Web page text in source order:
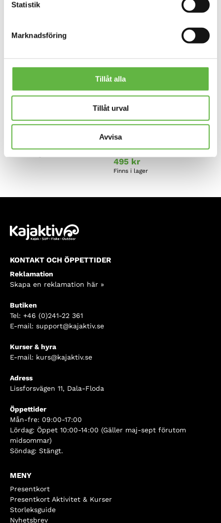
Statistik
Marknadsföring
Tillåt alla
Tillåt urval
Avvisa
Finns i lager
Kajak Sport,
185kr
Prijon, Neoprenlucka till
Enduro 380, Poseidon
och Excursion Evo –
Fram
495 kr
Finns i lager
KONTAKT OCH ÖPPETTIDER
Reklamation
Skapa en reklamation här »
Butiken
Tel: +46 (0)241-22 361
E-mail: support@kajaktiv.se
Kurser & hyra
E-mail: kurs@kajaktiv.se
Adress
Lissforsvägen 11, Dala-Floda
Öppettider
Mån-fre: 09:00-17:00
Lördag: Öppet 10:00-14:00 (Gäller maj-sept förutom
midsommar)
Söndag: Stängt.
MENY
Presentkort
Presentkort Aktivitet & Kurser
Storleksguide
Nyhetsbrev